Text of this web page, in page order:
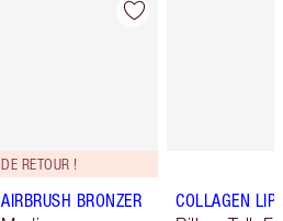
DE RETOUR !
AIRBRUSH BRONZER
COLLAGEN LIP